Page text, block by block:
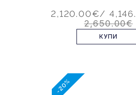
2,120.00€/
2,650.00€
КУПИ
-20%